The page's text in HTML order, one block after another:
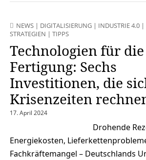
NEWS | DIGITALISIERUNG | INDUSTRIE 4.0 |
STRATEGIEN | TIPPS
Technologien für die
Fertigung: Sechs
Investitionen, die
Krisenzeiten
17. April 2024
Drohende
Energiekosten,
Fachkräftemangel – Deutschlands